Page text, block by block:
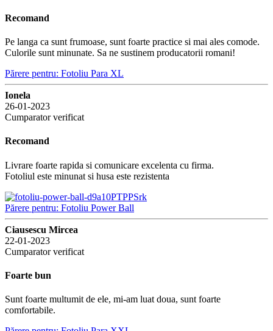
Recomand
Pe langa ca sunt frumoase, sunt foarte practice si mai ales comode.
Culorile sunt minunate. Sa ne sustinem producatorii romani!
Părere pentru: Fotoliu Para XL
Ionela
26-01-2023
Cumparator verificat
Recomand
Livrare foarte rapida si comunicare excelenta cu firma.
Fotoliul este minunat si husa este rezistenta
Părere pentru: Fotoliu Power Ball
Ciausescu Mircea
22-01-2023
Cumparator verificat
Foarte bun
Sunt foarte multumit de ele, mi-am luat doua, sunt foarte
comfortabile.